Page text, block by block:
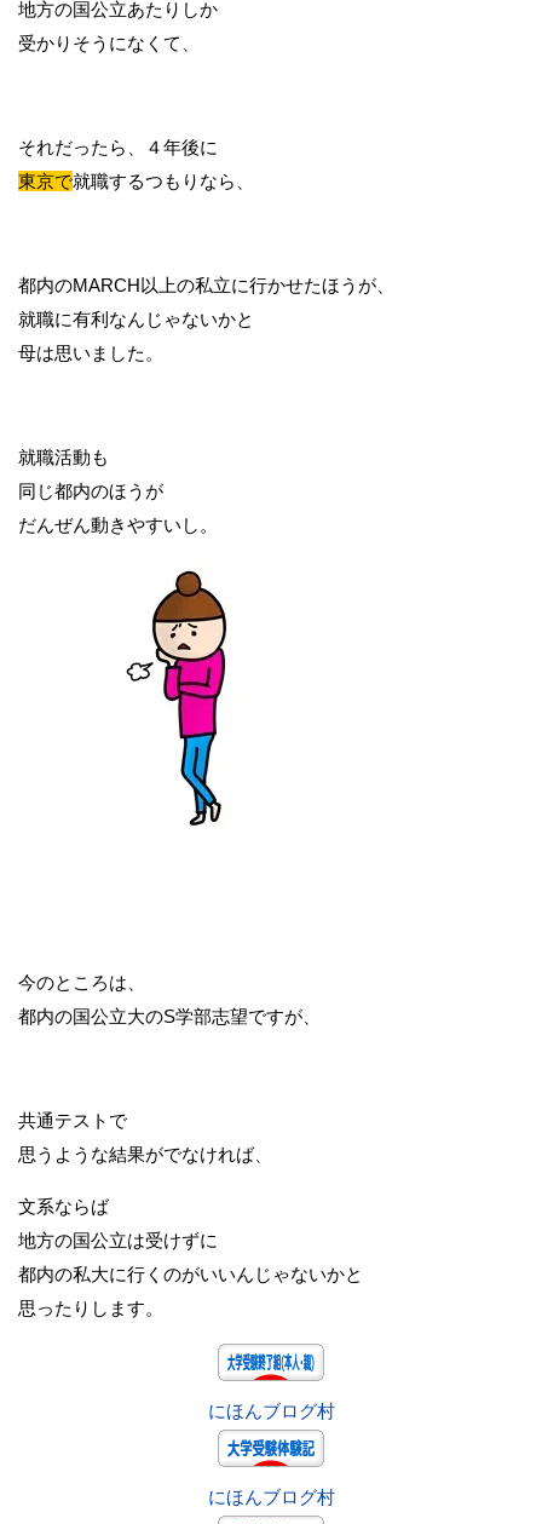
地方の国公立あたりしか
受かりそうになくて、
それだったら、４年後に
東京で就職するつもりなら、
都内のMARCH以上の私立に行かせたほうが、
就職に有利なんじゃないかと
母は思いました。
就職活動も
同じ都内のほうが
だんぜん動きやすいし。
今のところは、
都内の国公立大のS学部志望ですが、
共通テストで
思うような結果がでなければ、
文系ならば
地方の国公立は受けずに
都内の私大に行くのがいいんじゃないかと
思ったりします。
にほんブログ村
にほんブログ村